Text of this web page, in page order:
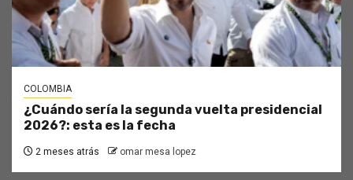
COLOMBIA
¿Cuándo sería la segunda vuelta presidencial
2026?: esta es la fecha
2 meses atrás omar mesa lopez